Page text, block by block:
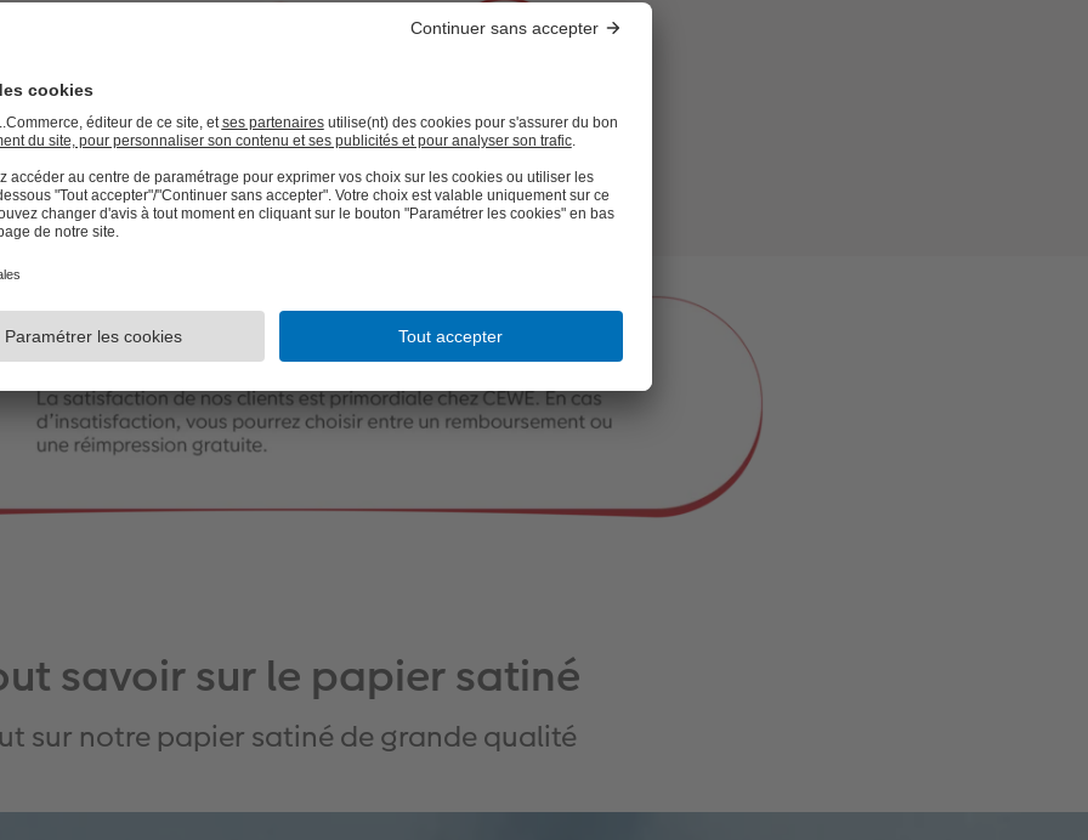
⭐
: CALEN10
dès 3 exemplaires ⭐
Code : CALEN15
dès 5 exemplaires ⭐
Code : CALEN20
savoir sur le papier satiné
sur notre papier satiné de grande qualité